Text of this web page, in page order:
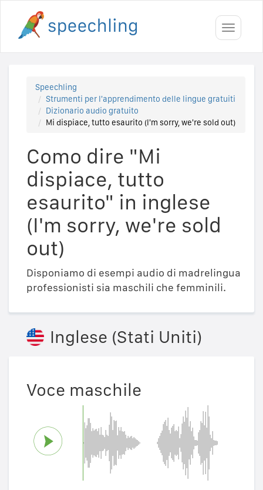
Toggle
Speechling
Strumenti per l'apprendimento delle lingue gratuiti
Dizionario audio gratuito
Mi dispiace, tutto esaurito (I'm sorry, we're sold out)
Como dire "Mi
dispiace, tutto
esaurito" in inglese
(I'm sorry, we're sold
out)
Disponiamo di esempi audio di madrelingua
professionisti sia maschili che femminili.
Inglese (Stati Uniti)
Voce maschile